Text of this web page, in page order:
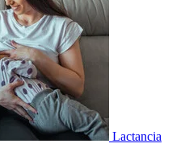
Lactancia